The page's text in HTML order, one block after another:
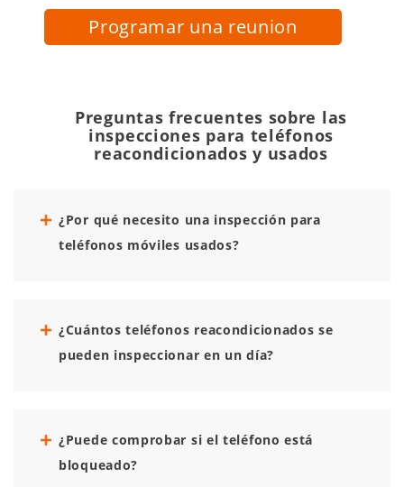
Programar una reunion
Preguntas frecuentes sobre las
inspecciones para teléfonos
reacondicionados y usados
¿Por qué necesito una inspección para
teléfonos móviles usados?
¿Cuántos teléfonos reacondicionados se
pueden inspeccionar en un día?
¿Puede comprobar si el teléfono está
bloqueado?